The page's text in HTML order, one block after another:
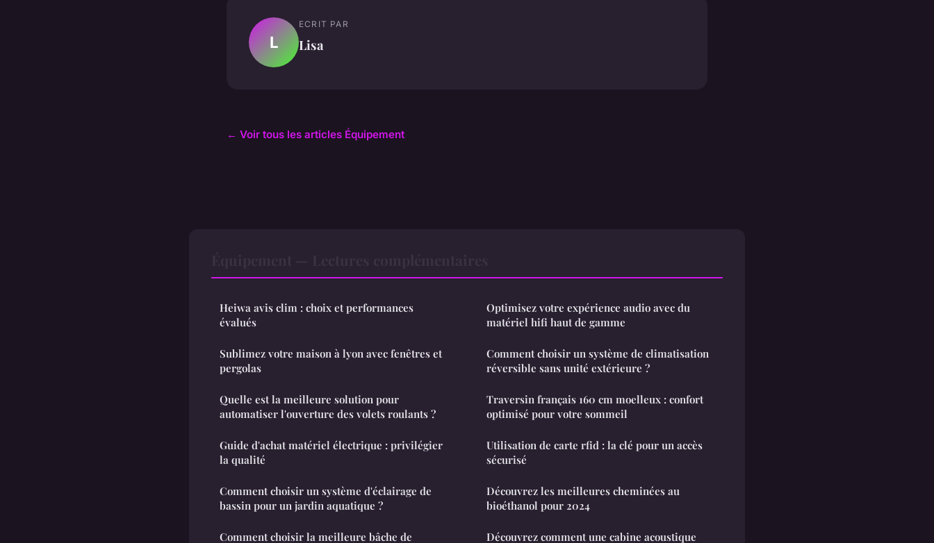
L
ECRIT PAR
Lisa
← Voir tous les articles Équipement
Heiwa avis clim : choix et performances
évalués
Sublimez votre maison à lyon avec fenêtres et
pergolas
Quelle est la meilleure solution pour
automatiser l'ouverture des volets roulants ?
Guide d'achat matériel électrique : privilégier
la qualité
Comment choisir un système d'éclairage de
bassin pour un jardin aquatique ?
Comment choisir la meilleure bâche de
Optimisez votre expérience audio avec du
matériel hifi haut de gamme
Comment choisir un système de climatisation
réversible sans unité extérieure ?
Traversin français 160 cm moelleux : confort
optimisé pour votre sommeil
Utilisation de carte rfid : la clé pour un accès
sécurisé
Découvrez les meilleures cheminées au
bioéthanol pour 2024
Découvrez comment une cabine acoustique